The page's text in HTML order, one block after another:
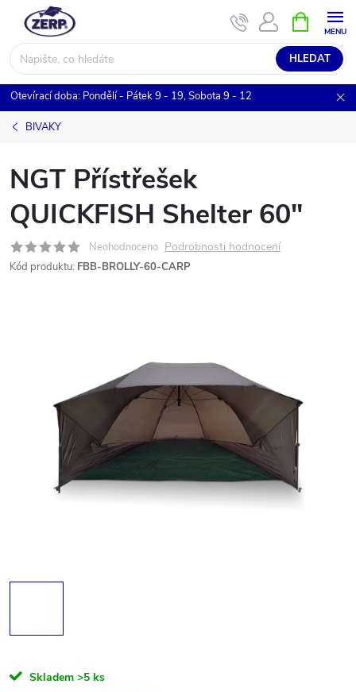
obsah
HLEDAT
NÁKUPNÍ
KOŠÍK
Otevírací doba: Pondělí - Pátek 9 - 19, Sobota 9 - 12
BIVAKY
NGT Přístřešek
QUICKFISH Shelter 60"
Neohodnoceno Podrobnosti hodnocení
Kód produktu: FBB-BROLLY-60-CARP
Skladem >5 ks